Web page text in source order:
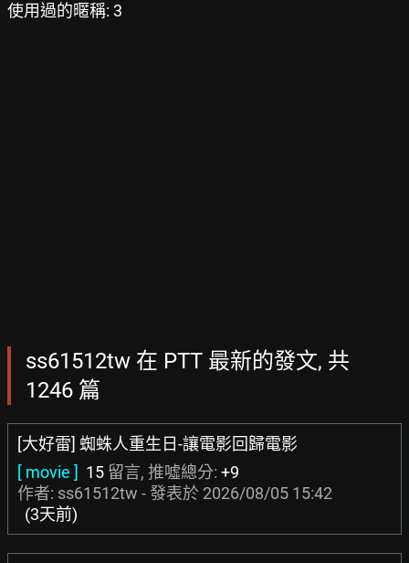
使用過的暱稱: 3
ss61512tw 在 PTT 最新的發文, 共
1246 篇
[大好雷] 蜘蛛人重生日-讓電影回歸電影
[ movie ] 15 留言, 推噓總分: +9
作者: ss61512tw - 發表於 2026/08/05 15:42
(3天前)